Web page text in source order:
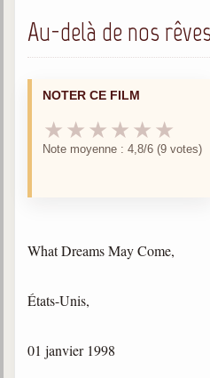
Sujets du mois
Citations
Maximes
Enregistrements
séance d'aide spirituelle
Cours dispensés au Centre
Posez-nous des questions
Consultez les réponses
Au-delà de nos rêves
NOTER CE FILM
★ ★ ★ ★ ★ ★
Note moyenne : 4,8/6 (9 votes)
What Dreams May Come,
États-Unis,
01 janvier 1998